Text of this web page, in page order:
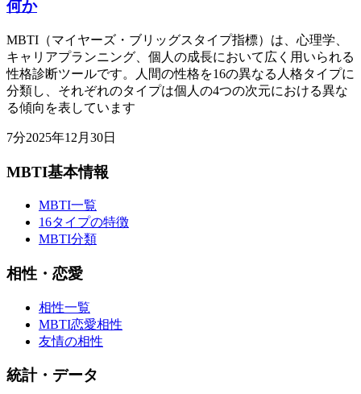
何か
MBTI（マイヤーズ・ブリッグスタイプ指標）は、心理学、
キャリアプランニング、個人の成長において広く用いられる
性格診断ツールです。人間の性格を16の異なる人格タイプに
分類し、それぞれのタイプは個人の4つの次元における異な
る傾向を表しています
7分2025年12月30日
MBTI基本情報
MBTI一覧
16タイプの特徴
MBTI分類
相性・恋愛
相性一覧
MBTI恋愛相性
友情の相性
統計・データ